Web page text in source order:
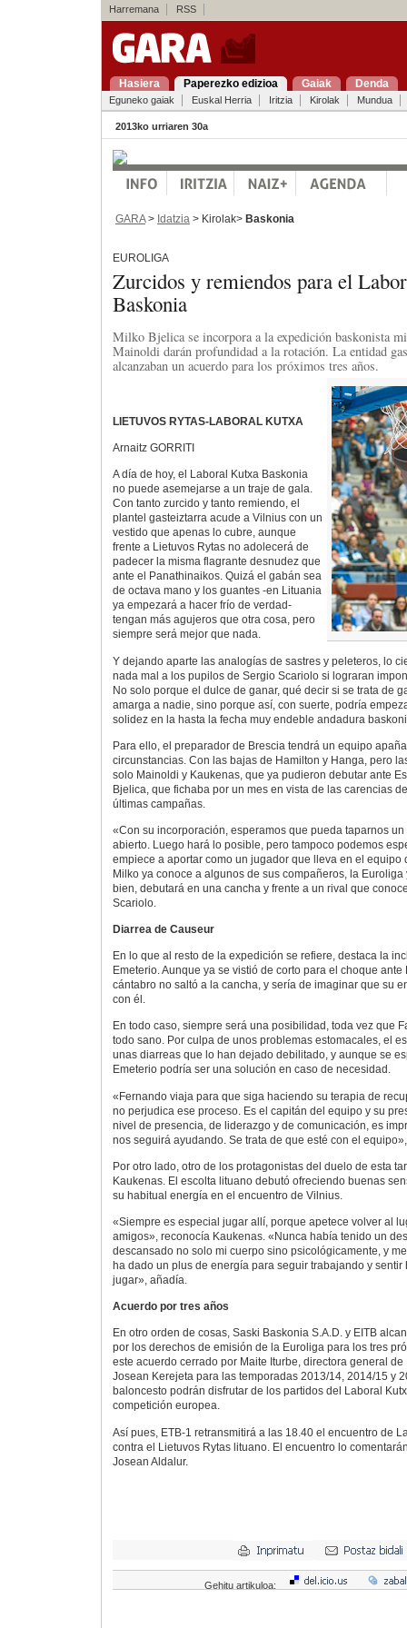
Harremana RSS
Hasiera Paperezko edizioa Gaiak Denda
Eguneko gaiak Euskal Herria Iritzia Kirolak Mundua
2013ko urriaren 30a
GARA> Idatzia > Kirolak> Baskonia
EUROLIGA
Zurcidos y remiendos para el
Baskonia
Milko Bjelica se incorpora a la expedición baskonista
Mainoldi darán profundidad a la rotación. La entidad
alcanzaban un acuerdo para los próximos tres años.
LIETUVOS RYTAS-LABORAL KUTXA
Arnaitz GORRITI
A día de hoy, el Laboral Kutxa Baskonia
no puede asemejarse a un traje de gala.
Con tanto zurcido y tanto remiendo, el
plantel gasteiztarra acude a Vilnius con un
vestido que apenas lo cubre, aunque
frente a Lietuvos Rytas no adolecerá de
padecer la misma flagrante desnudez que
ante el Panathinaikos. Quizá el gabán sea
de octava mano y los guantes -en Lituania
ya empezará a hacer frío de verdad-
tengan más agujeros que otra cosa, pero
siempre será mejor que nada.
Y dejando aparte las analogías de sastres y peleteros, lo
nada mal a los pupilos de Sergio Scariolo si lograran
No solo porque el dulce de ganar, qué decir si se trata de
amarga a nadie, sino porque así, con suerte, podría
solidez en la hasta la fecha muy endeble andadura
Para ello, el preparador de Brescia tendrá un equipo
circunstancias. Con las bajas de Hamilton y Hanga, pero
solo Mainoldi y Kaukenas, que ya pudieron debutar ante
Bjelica, que fichaba por un mes en vista de las carencias
últimas campañas.
«Con su incorporación, esperamos que pueda taparnos
abierto. Luego hará lo posible, pero tampoco podemos
empiece a aportar como un jugador que lleva en el equipo
Milko ya conoce a algunos de sus compañeros, la Euroliga
bien, debutará en una cancha y frente a un rival que
Scariolo.
Diarrea de Causeur
En lo que al resto de la expedición se refiere, destaca la
Emeterio. Aunque ya se vistió de corto para el choque
cántabro no saltó a la cancha, y sería de imaginar que su
con él.
En todo caso, siempre será una posibilidad, toda vez que
todo sano. Por culpa de unos problemas estomacales, el
unas diarreas que lo han dejado debilitado, y aunque se
Emeterio podría ser una solución en caso de necesidad.
«Fernando viaja para que siga haciendo su terapia de
no perjudica ese proceso. Es el capitán del equipo y su
nivel de presencia, de liderazgo y de comunicación, es
nos seguirá ayudando. Se trata de que esté con el
Por otro lado, otro de los protagonistas del duelo de esta
Kaukenas. El escolta lituano debutó ofreciendo buenas
su habitual energía en el encuentro de Vilnius.
«Siempre es especial jugar allí, porque apetece volver al
amigos», reconocía Kaukenas. «Nunca había tenido un
descansado no solo mi cuerpo sino psicológicamente, y
ha dado un plus de energía para seguir trabajando y sentir
jugar», añadía.
Acuerdo por tres años
En otro orden de cosas, Saski Baskonia S.A.D. y EITB
por los derechos de emisión de la Euroliga para los tres
este acuerdo cerrado por Maite Iturbe, directora general de
Josean Kerejeta para las temporadas 2013/14, 2014/15 y
baloncesto podrán disfrutar de los partidos del Laboral
competición europea.
Así pues, ETB-1 retransmitirá a las 18.40 el encuentro de
contra el Lietuvos Rytas lituano. El encuentro lo
Josean Aldalur.
Gehitu artikuloa: